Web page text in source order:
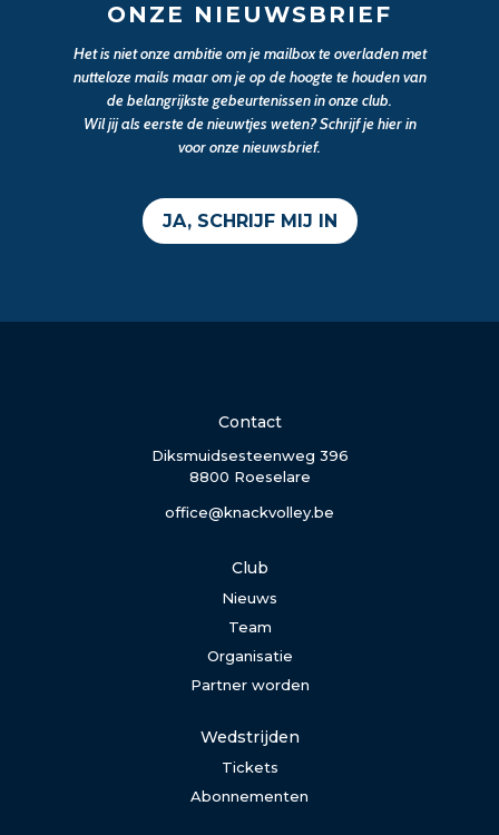
ONZE NIEUWSBRIEF
Het is niet onze ambitie om je mailbox te overladen met
nutteloze mails maar om je op de hoogte te houden van
de belangrijkste gebeurtenissen in onze club.
Wil jij als eerste de nieuwtjes weten? Schrijf je hier in
voor onze nieuwsbrief.
JA, SCHRIJF MIJ IN
Contact
Diksmuidsesteenweg 396
8800 Roeselare
office@knackvolley.be
Club
Nieuws
Team
Organisatie
Partner worden
Wedstrijden
Tickets
Abonnementen